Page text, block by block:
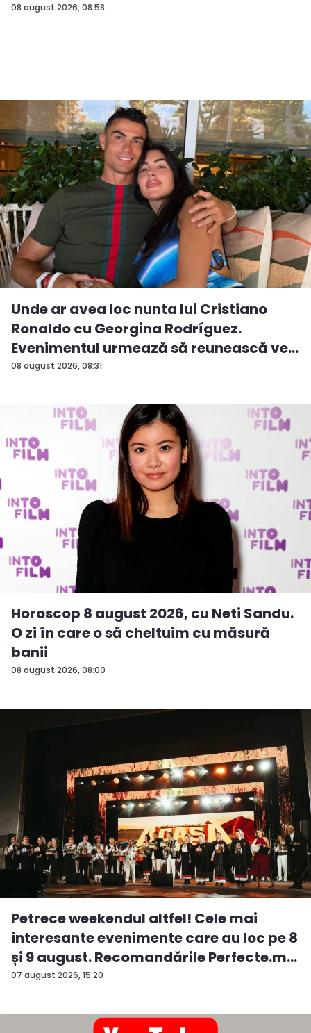
08 august 2026, 08:58
08 august 2026, 08:31
Unde ar avea loc nunta lui Cristiano
Ronaldo cu Georgina Rodríguez.
Evenimentul urmează să reunească ve...
08 august 2026, 08:00
Horoscop 8 august 2026, cu Neti Sandu.
O zi în care o să cheltuim cu măsură
banii
07 august 2026, 15:20
Petrece weekendul altfel! Cele mai
interesante evenimente care au loc pe 8
și 9 august. Recomandările Perfecte.m...